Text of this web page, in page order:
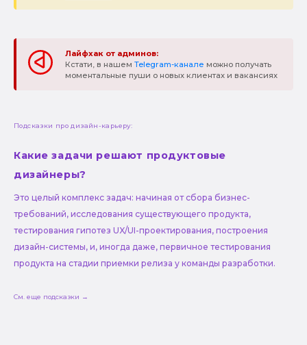
Лайфхак от админов:
Кстати, в нашем Telegram-канале можно получать
моментальные пуши о новых клиентах и вакансиях
Подсказки про дизайн-карьеру:
Какие задачи решают продуктовые
дизайнеры?
Это целый комплекс задач: начиная от сбора бизнес-
требований, исследования существующего продукта,
тестирования гипотез UX/UI-проектирования, построения
дизайн-системы, и, иногда даже, первичное тестирования
продукта на стадии приемки релиза у команды разработки.
См. еще подсказки →